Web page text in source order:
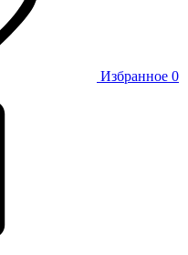
Избранное 0